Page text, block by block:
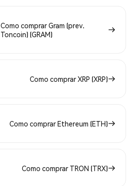
Como comprar Gram (prev.
Toncoin) (GRAM)
Como comprar XRP (XRP)
Como comprar Ethereum (ETH)
Como comprar TRON (TRX)